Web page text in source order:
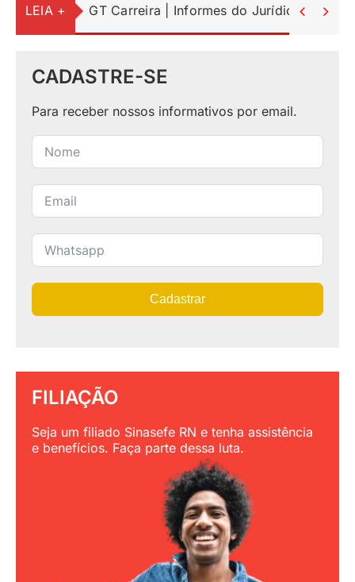
LEIA + GT Carreira | Informes do Jurídico 
CADASTRE-SE
Para receber nossos informativos por email.
Cadastrar
FILIAÇÃO
Seja um filiado Sinasefe RN e tenha assistência
e benefícios. Faça parte dessa luta.